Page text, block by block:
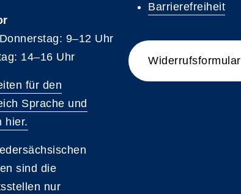
9–12 Uhr
14–16 Uhr
für den
Sprache und
hier.
sind die
nur
Barrierefreiheit
Widerrufsformular